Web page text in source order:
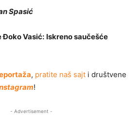
Spasić
Đoko Vasić: Iskreno saučešće
, pratite naš sajt i društvene
!
- Advertisement -